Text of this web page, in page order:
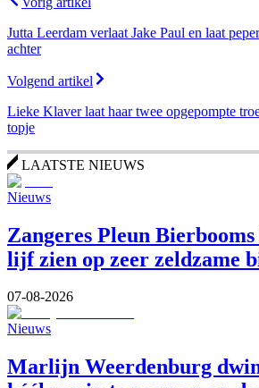
Jutta Leerdam verlaat Jake Paul en laat
achter
Volgend artikel
Lieke Klaver laat haar twee opgepompte
topje
LAATSTE NIEUWS
Nieuws
Zangeres Pleun
lijf zien op zeer zeldzame
07-08-2026
Nieuws
Marlijn Weerdenburg